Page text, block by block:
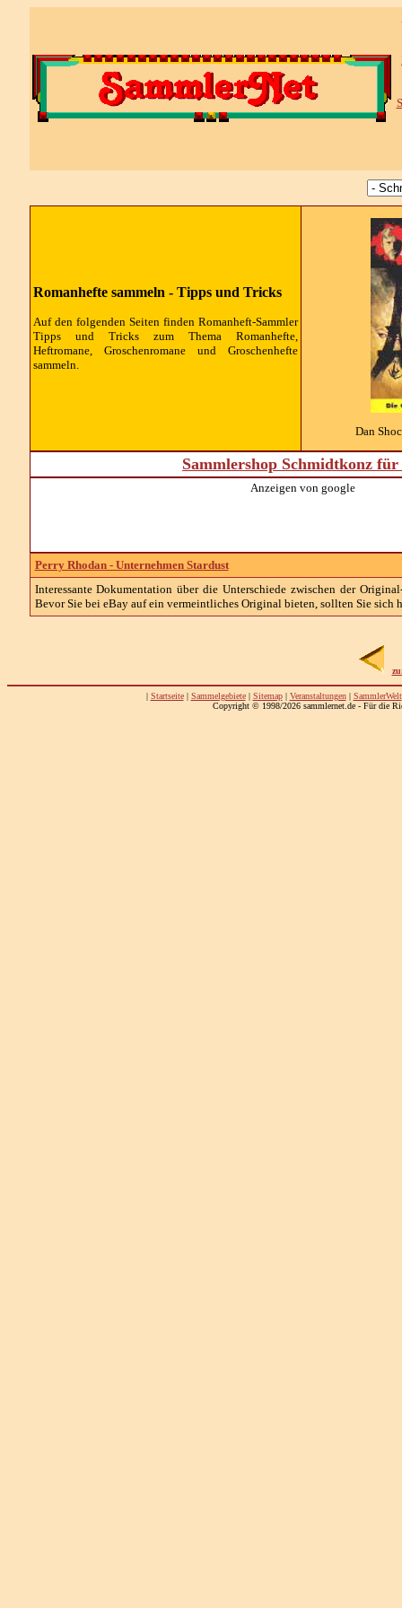
Romanhefte sammeln - Tipps und Tricks
Auf den folgenden Seiten finden Romanheft-Sammler
Tipps und Tricks zum Thema Romanhefte,
Heftromane, Groschenromane und Groschenhefte
sammeln.
Dan
Sammlershop Schmidtkonz
Anzeigen von google
Perry Rhodan - Unternehmen Stardust
Interessante Dokumentation über die Unterschiede zwischen der
Bevor Sie bei eBay auf ein vermeintliches Original bieten, sollten Sie sich
| Startseite| Sammelgebiete| Sitemap| Veranstaltungen| SammlerWelt
Copyright © 1998/2026 sammlernet.de - Für die